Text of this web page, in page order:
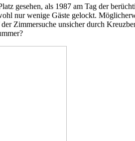
gesehen, als 1987 am Tag der
nur wenige Gäste gelockt.
Zimmersuche unsicher durch